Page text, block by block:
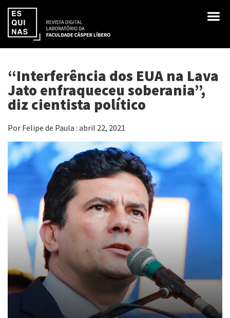
“Interferência dos EUA na Lava
Jato enfraqueceu soberania”,
diz cientista político
Por Felipe de Paula : abril 22, 2021